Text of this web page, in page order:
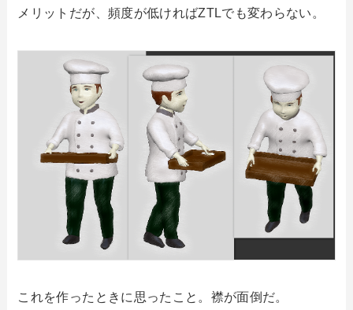
メリットだが、頻度が低ければZTLでも変わらない。
これを作ったときに思ったこと。襟が面倒だ。